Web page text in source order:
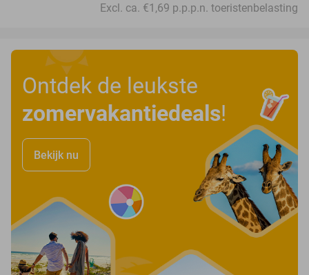
Excl. ca. €1,69 p.p.p.n. toeristenbelasting
Ontdek de leukste
zomervakantiedeals!
Bekijk nu